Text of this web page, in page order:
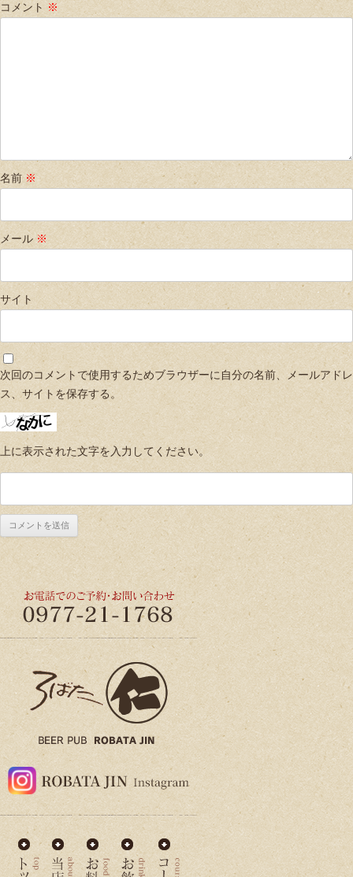
コメント ※
名前 ※
メール※
サイト
次回のコメントで使用するためブラウザーに自分の名前、メールアドレ
ス、サイトを保存する。
上に表示された文字を入力してください。